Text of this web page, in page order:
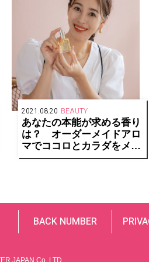
2021.08.20 BEAUTY
あなたの本能が求める香り
は？ オーダーメイドアロ
マでココロとカラダをメン
テナンス。【モデル大桑マ
BACK NUMBER